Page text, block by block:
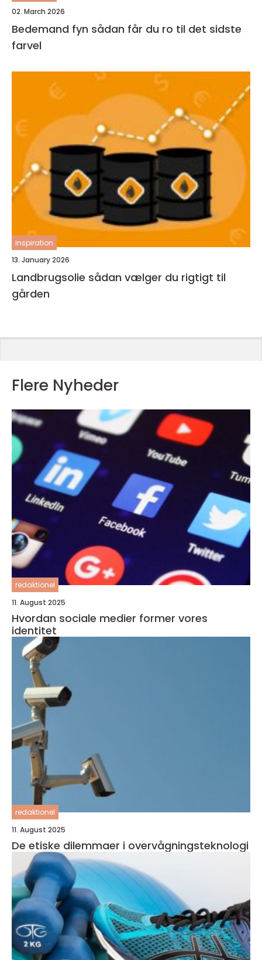
02. March 2026
Bedemand fyn sådan får du ro til det sidste
farvel
inspiration
13. January 2026
Landbrugsolie sådan vælger du rigtigt til
gården
Flere Nyheder
redaktionel
11. August 2025
Hvordan sociale medier former vores
identitet
redaktionel
11. August 2025
De etiske dilemmaer i overvågningsteknologi